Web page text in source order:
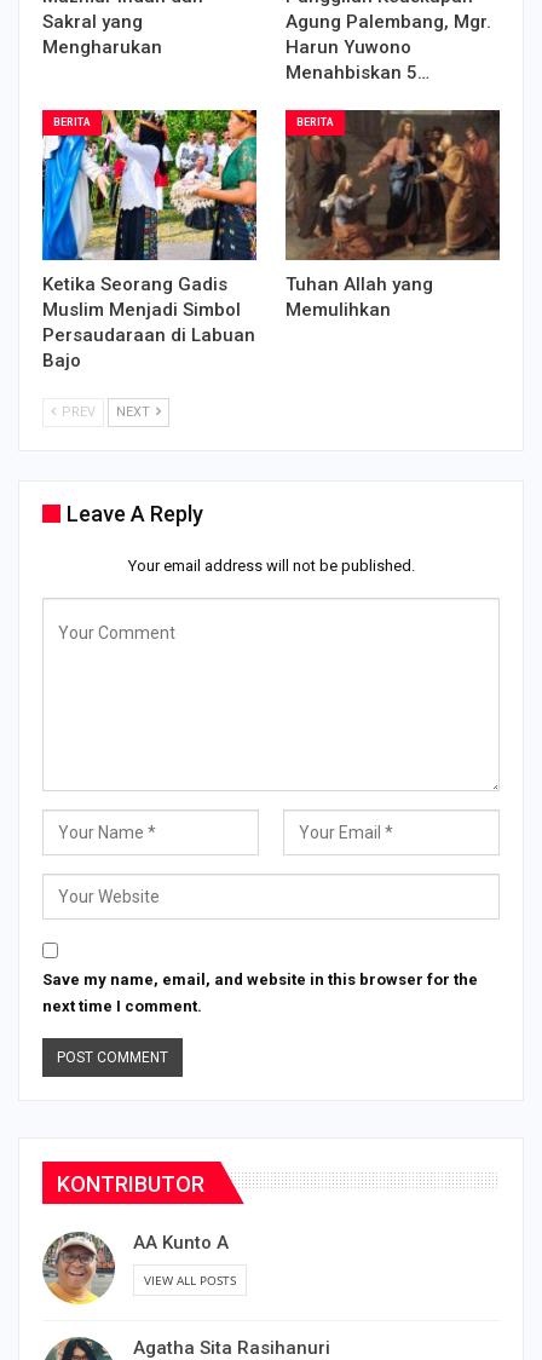
Sakral yang
Mengharukan
Agung Palembang, Mgr.
Harun Yuwono
Menahbiskan 5…
BERITA
Ketika Seorang Gadis
Muslim Menjadi Simbol
Persaudaraan di Labuan
Bajo
BERITA
Tuhan Allah yang
Memulihkan
PREV NEXT
Leave A Reply
Your email address will not be published.
Save my name, email, and website in this browser for the
next time I comment.
KONTRIBUTOR
AA Kunto A
VIEW ALL POSTS
Agatha Sita Rasihanuri